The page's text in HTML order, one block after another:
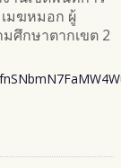
มฆหมอก ผู้
ศึกษาตากเขต 2